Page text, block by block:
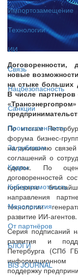
Импортозамещение
Технологии
ИИ
Связь
Нацбезопасность
Санкции
Промышленность
За рубежом
Кадры
Киберграмотность
Мероприятия
От партнёров
БЛОГИ
BIS JOURNAL
новые
на стыке больших
В числе
По итогам
форума бизнес-
налаживанию
соглашений о
сделок. По
договоренностей
горизонте
направления
технологии
развитие ИИ-агентов.
Серия подписаний
развития и
Петербурга (СПб
информационном
поддержку